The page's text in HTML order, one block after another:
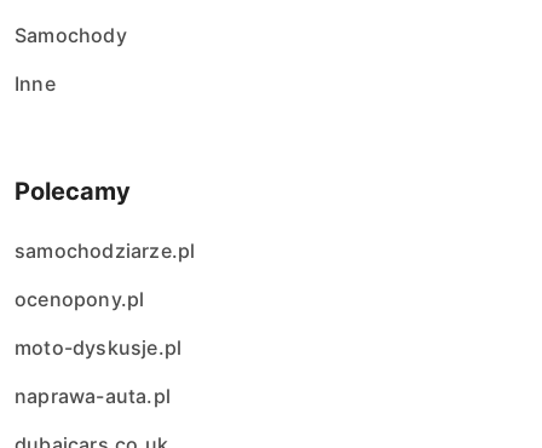
Samochody
Inne
Polecamy
samochodziarze.pl
ocenopony.pl
moto-dyskusje.pl
naprawa-auta.pl